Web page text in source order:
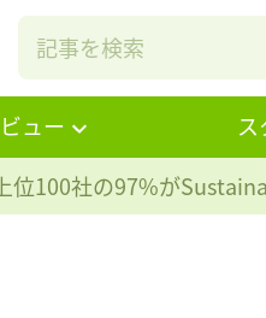
ュー ス
位100社の97%が